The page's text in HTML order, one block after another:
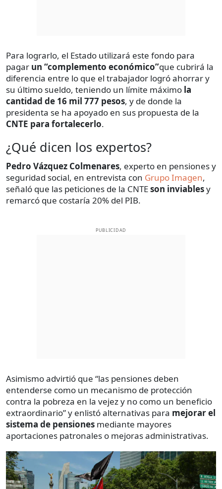
Para lograrlo, el Estado utilizará este fondo para
pagar un “complemento económico”que cubrirá la
diferencia entre lo que el trabajador logró ahorrar y
su último sueldo, teniendo un límite máximo la
cantidad de 16 mil 777 pesos, y de donde la
presidenta se ha apoyado en sus propuesta de la
CNTE para fortalecerlo.
¿Qué dicen los expertos?
Pedro Vázquez Colmenares, experto en pensiones y
seguridad social, en entrevista con Grupo Imagen,
señaló que las peticiones de la CNTEson inviablesy
remarcó que costaría 20% del PIB.
PUBLICIDAD
Asimismo advirtió que “las pensiones deben
entenderse como un mecanismo de protección
contra la pobreza en la vejez y no como un beneficio
extraordinario” y enlistó alternativas para mejorar el
sistema de pensiones mediante mayores
aportaciones patronales o mejoras administrativas.